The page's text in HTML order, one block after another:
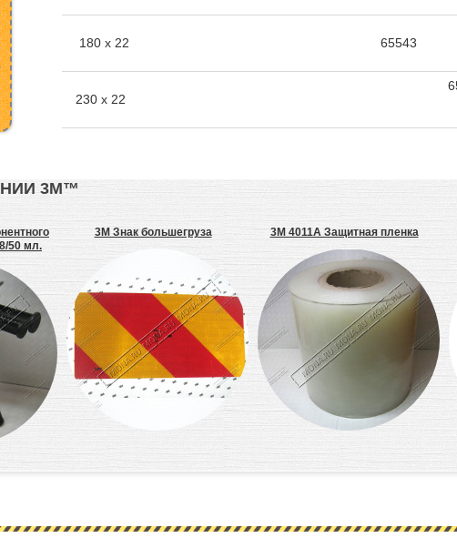
180 х 22 65543
230 х 22
3М™
50 мл.
3M Знак большегруза 3M 4011A Защитная пленка